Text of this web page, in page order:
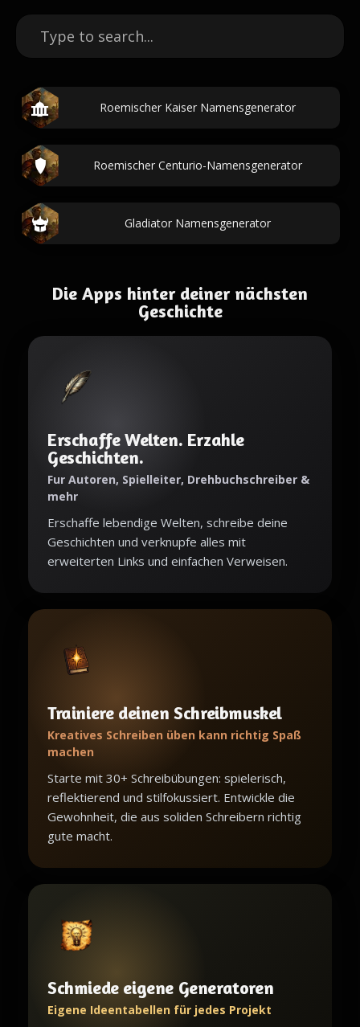
Roemischer Kaiser Namensgenerator
Roemischer Centurio-Namensgenerator
Gladiator Namensgenerator
Die Apps hinter deiner nächsten
Geschichte
Erschaffe Welten. Erzahle
Geschichten.
Fur Autoren, Spielleiter, Drehbuchschreiber &
mehr
Erschaffe lebendige Welten, schreibe deine
Geschichten und verknupfe alles mit
erweiterten Links und einfachen Verweisen.
Trainiere deinen Schreibmuskel
Kreatives Schreiben üben kann richtig Spaß
machen
Starte mit 30+ Schreibübungen: spielerisch,
reflektierend und stilfokussiert. Entwickle die
Gewohnheit, die aus soliden Schreibern richtig
gute macht.
Schmiede eigene Generatoren
Eigene Ideentabellen für jedes Projekt